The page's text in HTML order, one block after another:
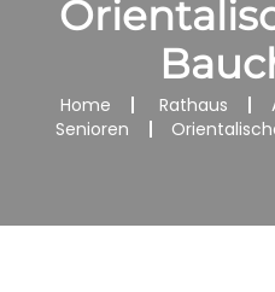
Home Rathaus
Senioren